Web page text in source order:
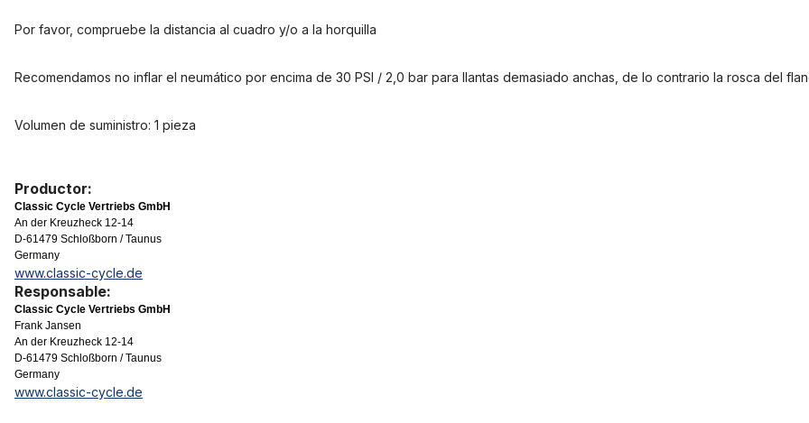
Por favor, compruebe la distancia al cuadro y/o a la horquilla
Recomendamos no inflar el neumático por encima de 30 PSI / 2,0 bar para llantas demasiado anchas, de lo contrario la rosca del
Volumen de suministro: 1 pieza
Productor:
Classic Cycle Vertriebs GmbH
An der Kreuzheck 12-14
D-61479 Schloßborn / Taunus
Germany
www.classic-cycle.de
Responsable:
Classic Cycle Vertriebs GmbH
Frank Jansen
An der Kreuzheck 12-14
D-61479 Schloßborn / Taunus
Germany
www.classic-cycle.de